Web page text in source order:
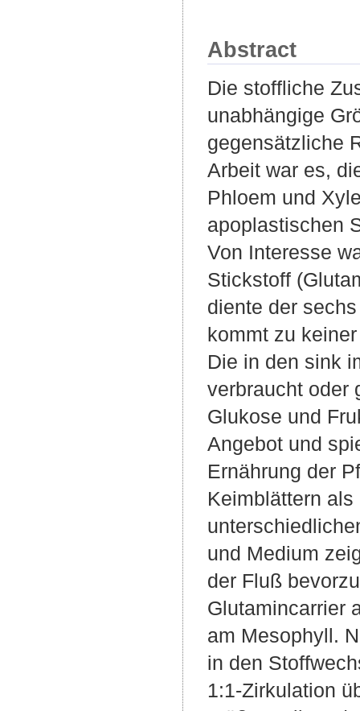
Abstract
Die stoffliche
unabhängige
gegensätzliche
Arbeit war es,
Phloem und
apoplastischen
Von Interesse
Stickstoff
diente der
kommt zu
Die in den sink
verbraucht oder
Glukose und
Angebot und
Ernährung der
Keimblättern
und Medium
der Fluß
Glutamincarrier
am Mesophyll.
in den
1:1-Zirkulation